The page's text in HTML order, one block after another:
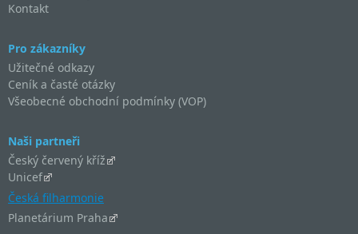
Kontakt
Pro zákazníky
Užitečné odkazy
Ceník a časté otázky
Všeobecné obchodní podmínky (VOP)
Naši partneři
Český červený kříž
Unicef
Česká filharmonie
Planetárium Praha